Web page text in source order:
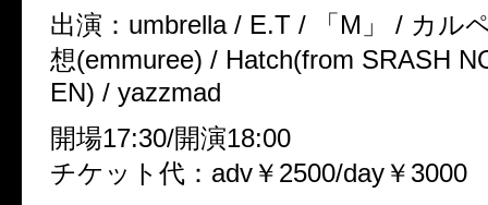
出演：umbrella / E.T / 「M」 / カル
想(emmuree) / Hatch(from SRASH
EN) / yazzmad
開場17:30/開演18:00
チケット代：adv￥2500/day￥3000